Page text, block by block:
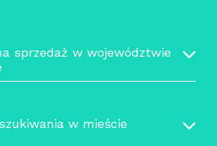
sprzedaż w województwie
w mieście